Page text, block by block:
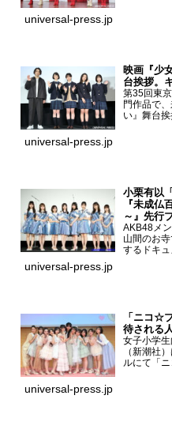
一ノ瀬美
universal-press.jp
映画『少
台挨拶。
第35回東
門作品で
い』舞台
宮山莉渚
universal-press.jp
小栗有以
『未成仏
～』先行
AKB48メ
山間のお
するドキ
AKB48異
挨拶が東
universal-press.jp
「ニコ☆
待される
女子小学
（新潮社
ルにて「
ん、末永
universal-press.jp